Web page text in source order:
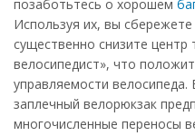
позаботьтесь о хорошем
Используя их, вы
существенно снизите
велосипедист», что
управляемости велосипеда.
заплечный велорюкзак
многочисленные переносы